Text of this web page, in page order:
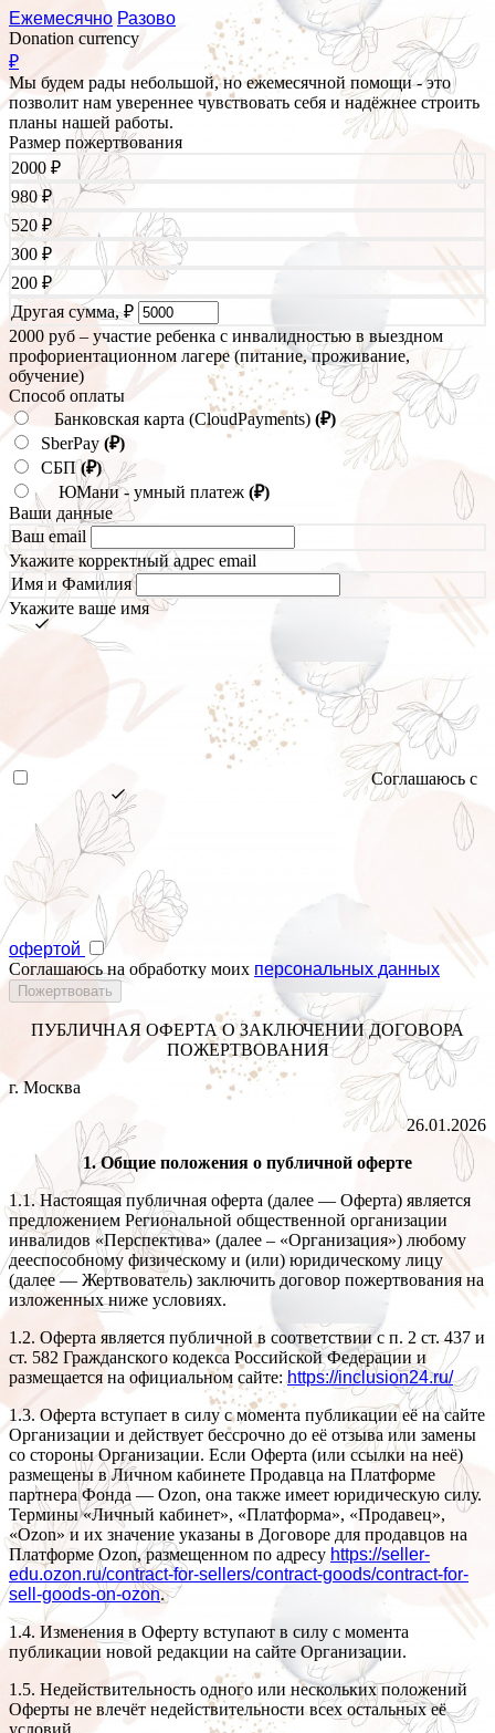
Ежемесячно Разово
Donation currency
₽
Мы будем рады небольшой, но ежемесячной помощи - это
позволит нам увереннее чувствовать себя и надёжнее строить
планы нашей работы.
Размер пожертвования
2000 ₽
980 ₽
520 ₽
300 ₽
200 ₽
Другая сумма,₽
2000 руб – участие ребенка с инвалидностью в выездном
профориентационном лагере (питание, проживание,
обучение)
Способ оплаты
Банковская карта (CloudPayments) (₽)
SberPay (₽)
СБП(₽)
ЮМани - умный платеж (₽)
Ваши данные
Ваш email
Укажите корректный адрес email
Имя и Фамилия
Укажите ваше имя
Соглашаюсь с
офертой
Соглашаюсь на обработку моих персональных данных
ПУБЛИЧНАЯ ОФЕРТА О ЗАКЛЮЧЕНИИ ДОГОВОРА
ПОЖЕРТВОВАНИЯ
г. Москва
26.01.2026
1. Общие положения о публичной оферте
1.1. Настоящая публичная оферта (далее — Оферта) является
предложением Региональной общественной организации
инвалидов «Перспектива» (далее – «Организация») любому
дееспособному физическому и (или) юридическому лицу
(далее — Жертвователь) заключить договор пожертвования на
изложенных ниже условиях.
1.2. Оферта является публичной в соответствии с п. 2 ст. 437 и
ст. 582 Гражданского кодекса Российской Федерации и
размещается на официальном сайте:https://inclusion24.ru/
1.3. Оферта вступает в силу с момента публикации её на сайте
Организации и действует бессрочно до её отзыва или замены
со стороны Организации. Если Оферта (или ссылки на неё)
размещены в Личном кабинете Продавца на Платформе
партнера Фонда — Ozon, она также имеет юридическую силу.
Термины «Личный кабинет», «Платформа», «Продавец»,
«Ozon» и их значение указаны в Договоре для продавцов на
Платформе Ozon, размещенном по адресу https://seller-
edu.ozon.ru/contract-for-sellers/contract-goods/contract-for-
sell-goods-on-ozon.
1.4. Изменения в Оферту вступают в силу с момента
публикации новой редакции на сайте Организации.
1.5. Недействительность одного или нескольких положений
Оферты не влечёт недействительности всех остальных её
условий.